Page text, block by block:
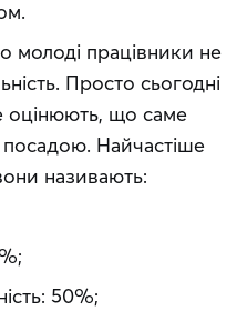
молоді працівники не
Просто сьогодні
оцінюють, що саме
посадою. Найчастіше
називають:
50%;